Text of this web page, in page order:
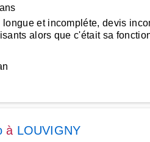
et incompléte, devis
alors que c'était sa
à LOUVIGNY